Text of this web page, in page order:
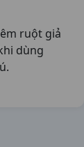
ruột giả
dùng